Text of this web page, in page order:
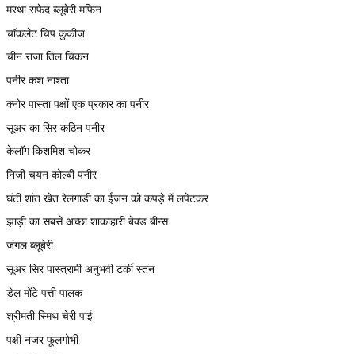
मरथा सफेद ब्लूबेरी मफिन
चॉकलेट चिप कुकीज
चीन राजा तिल चिकन
पनीर कश नाश्ता
क्नोर पास्ता पक्षों एक प्रकार का पनीर
सूअर का सिर कठिन पनीर
केलॉग किशमिश चोकर
निजी चयन कोल्बी पनीर
घंटी शांत खेत रेलगाडी का ईजन को कपड़े में लपेटकर
झाड़ी का सबसे अच्छा शाकाहारी बेक्ड बीन्स
जंगल ब्लूबेरी
सूअर सिर पास्त्रामी अनुभवी टर्की स्तन
डेल मोंटे पत्ती पालक
श्रीमती स्मिथ चेरी पाई
पक्षी नजर फूलगोभी